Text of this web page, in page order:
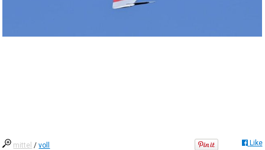
mittel /voll Like